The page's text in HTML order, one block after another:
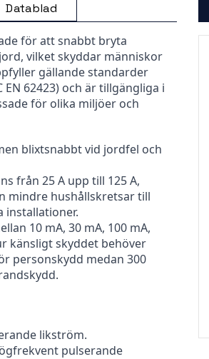
Datablad
för att snabbt bryta
vilket skyddar människor
gällande standarder
EN 62423) och är tillgängliga i
för olika miljöer och
blixtsnabbt vid jordfel och
från 25 A upp till 125 A,
mindre hushållskretsar till
installationer.
10 mA, 30 mA, 100 mA,
känsligt skyddet behöver
personskydd medan 300
likström.
pulserande